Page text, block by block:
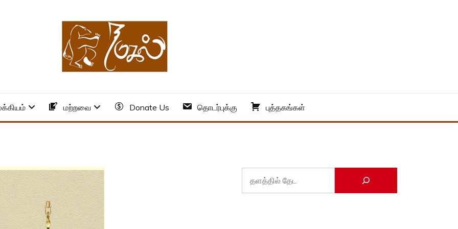
மற்றவை Donate Us தொடர்புக்கு புத்தகங்கள்